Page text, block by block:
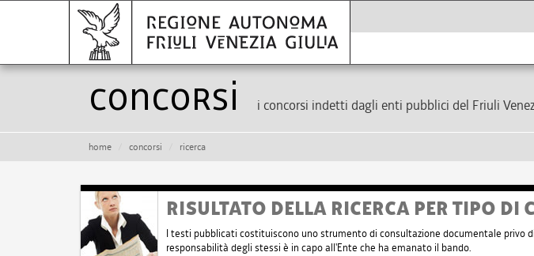
Concorsi i concorsi indetti dagli enti pubblici del Friuli
home concorsi ricerca
RISULTATO DELLA RICERCA PER TIPO DI
I testi pubblicati costituiscono uno strumento di consultazione documentale privo
responsabilità degli stessi è in capo all'Ente che ha emanato il bando.